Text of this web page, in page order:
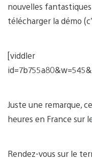
nouvelles fantastiques
télécharger la démo
[viddler
Juste une remarque,
heures en France sur
Rendez-vous sur le